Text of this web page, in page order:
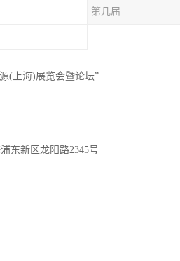
第几届
(上海)展览会暨论坛”
东新区龙阳路2345号